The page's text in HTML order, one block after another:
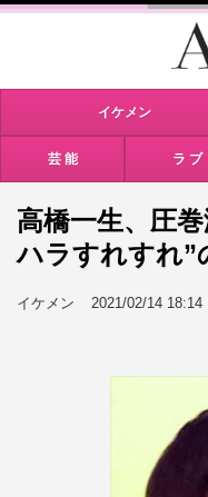
イケメン
芸 能 ラ ブ
高橋一生、圧
ハラすれすれ”
イケメン 2021/02/14 18:14